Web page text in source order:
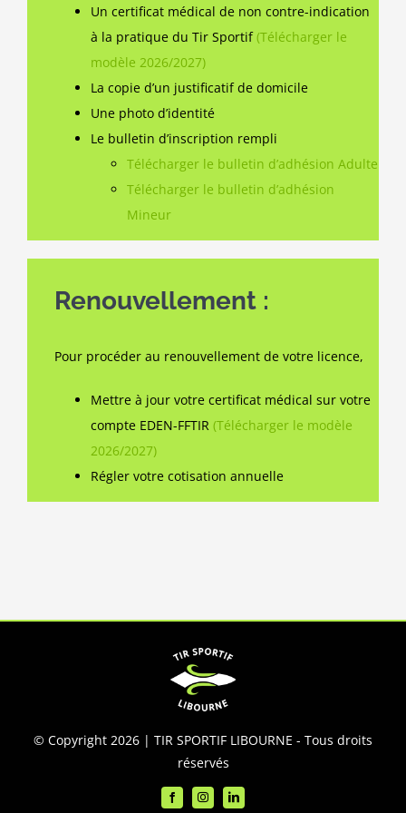
Un certificat médical de non contre-indication
à la pratique du Tir Sportif(Télécharger le
modèle 2026/2027)
La copie d’un justificatif de domicile
Une photo d’identité
Le bulletin d’inscription rempli
Télécharger le bulletin d’adhésion Adulte
Télécharger le bulletin d’adhésion
Mineur
Renouvellement :
Pour procéder au renouvellement de votre licence,
Mettre à jour votre certificat médical sur votre
compte EDEN-FFTIR (Télécharger le modèle
2026/2027)
Régler votre cotisation annuelle
© Copyright 2026 | TIR SPORTIF LIBOURNE - Tous droits
réservés